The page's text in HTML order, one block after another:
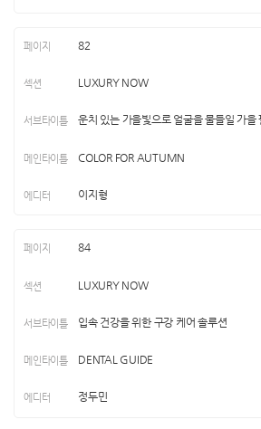
82
LUXURY NOW
운치 있는 가을빛으로 얼굴을 물들일 가을
COLOR FOR AUTUMN
이지형
84
LUXURY NOW
입속 건강을 위한 구강 케어 솔루션
DENTAL GUIDE
정두민